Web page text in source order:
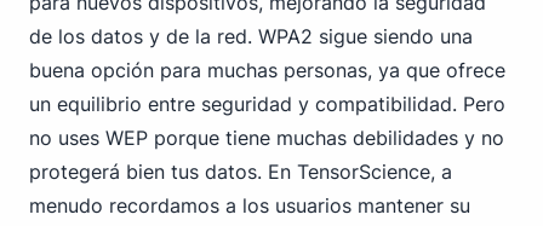
de los datos y de la red. WPA2 sigue siendo una
buena opción para muchas personas, ya que ofrece
un equilibrio entre seguridad y compatibilidad. Pero
no uses WEP porque tiene muchas debilidades y no
protegerá bien tus datos. En TensorScience, a
menudo recordamos a los usuarios mantener su